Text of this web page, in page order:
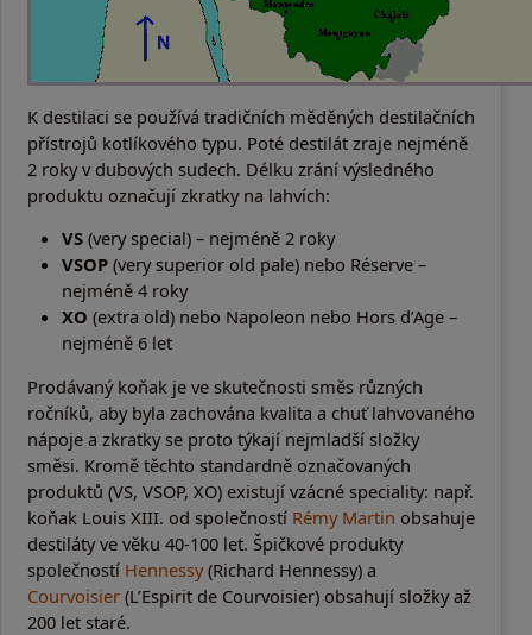
K destilaci se používá tradičních měděných destilačních
přístrojů kotlíkového typu. Poté destilát zraje nejméně
2 roky v dubových sudech. Délku zrání výsledného
produktu označují zkratky na lahvích:
VS (very special) – nejméně 2 roky
VSOP (very superior old pale) nebo Réserve –
nejméně 4 roky
XO (extra old) nebo Napoleon nebo Hors d’Age –
nejméně 6 let
Prodávaný koňak je ve skutečnosti směs různých
ročníků, aby byla zachována kvalita a chuť lahvovaného
nápoje a zkratky se proto týkají nejmladší složky
směsi. Kromě těchto standardně označovaných
produktů (VS, VSOP, XO) existují vzácné speciality: např.
koňak Louis XIII. od společností Rémy Martin obsahuje
destiláty ve věku 40-100 let. Špičkové produkty
společností Hennessy(Richard Hennessy) a
Courvoisier (L’Espirit de Courvoisier) obsahují složky až
200 let staré.